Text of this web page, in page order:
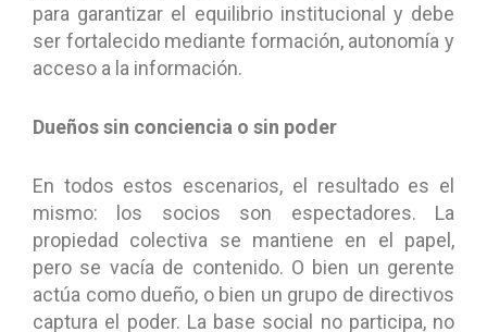
para garantizar el equilibrio institucional y debe
ser fortalecido mediante formación, autonomía y
acceso a la información.
Dueños sin conciencia o sin poder
En todos estos escenarios, el resultado es el
mismo: los socios son espectadores. La
propiedad colectiva se mantiene en el papel,
pero se vacía de contenido. O bien un gerente
actúa como dueño, o bien un grupo de directivos
captura el poder. La base social no participa, no